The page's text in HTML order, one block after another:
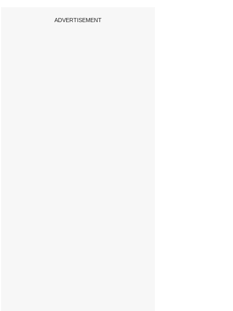
ADVERTISEMENT